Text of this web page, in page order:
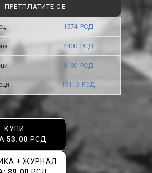
ПРЕТПЛАТИТЕ СЕ
1574 РСД
4400 РСД
8180 РСД
15110 РСД
КУПИ
53.00 РСД
+ ЖУРНАЛ